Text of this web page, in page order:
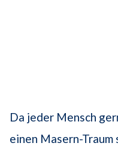
Da jeder Mensch
einen Masern-